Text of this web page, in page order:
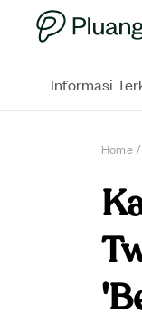
Informasi
Home /